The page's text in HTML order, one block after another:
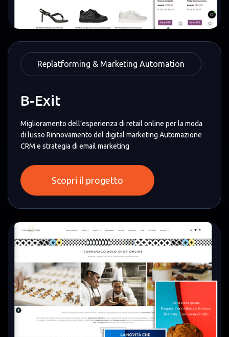
Replatforming & Marketing Automation
B-Exit
Miglioramento dell’esperienza di retail online per la moda
di lusso Rinnovamento del digital marketing Automazione
CRM e strategia di email marketing
Scopri il progetto